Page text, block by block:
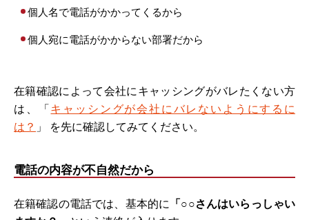
個人名で電話がかかってくるから
個人宛に電話がかからない部署だから
在籍確認によって会社にキャッシングがバレたくない方
は、「 キャッシングが会社にバレないようにするに
は？ 」 を先に確認してみてください。
電話の内容が不自然だから
在籍確認の電話では、基本的に
「○○さんはいらっしゃい